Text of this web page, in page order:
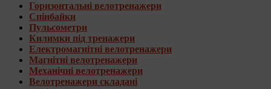
Горизонтальні велотренажери
Спінбайки
Пульсометри
Килимки під тренажери
Електромагнітні велотренажери
Магнітні велотренажери
Механічні велотренажери
Велотренажери складані